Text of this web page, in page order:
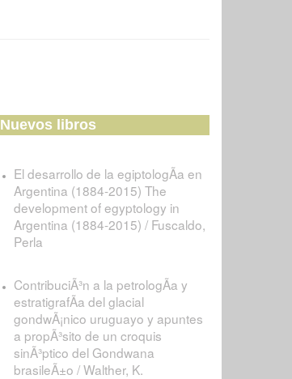
Nuevos libros
El desarrollo de la egiptologÃ­a en
Argentina (1884-2015) The
development of egyptology in
Argentina (1884-2015) / Fuscaldo,
Perla
ContribuciÃ³n a la petrologÃ­a y
estratigrafÃ­a del glacial
gondwÃ¡nico uruguayo y apuntes
a propÃ³sito de un croquis
sinÃ³ptico del Gondwana
brasileÃ±o / Walther, K.